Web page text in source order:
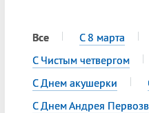
Все С 8 марта
С Чистым четвергом
С Днем акушерки
С Днем Андрея